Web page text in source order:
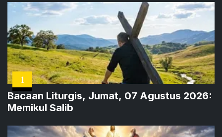
1
Bacaan Liturgis, Jumat, 07 Agustus 2026:
Memikul Salib